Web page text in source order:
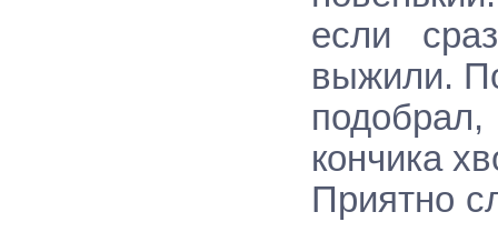
если
выжили.
кончика
Пpиятно